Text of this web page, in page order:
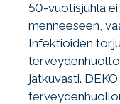
50-vuotisjuhla
menneeseen,
Infektioiden
jatkuvasti.